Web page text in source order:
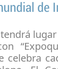
de
celebra